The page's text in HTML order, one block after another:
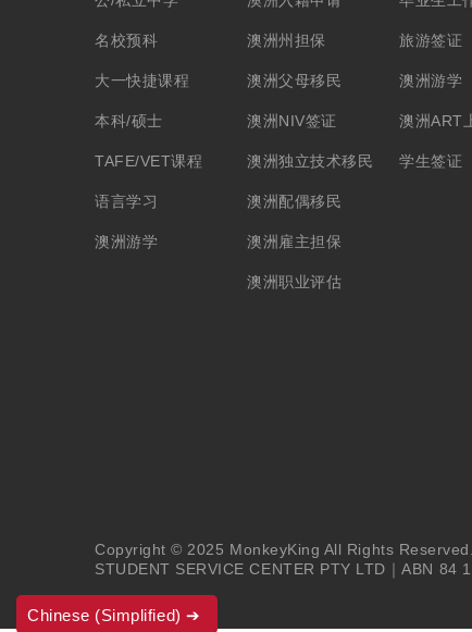
名校预科
大一快捷课程
本科/硕士
TAFE/VET课程
语言学习
澳洲游学
澳洲州担保
澳洲父母移民
澳洲NIV签证
澳洲独立技术移民
澳洲配偶移民
澳洲雇主担保
澳洲职业评估
旅游签证
澳洲游学
澳洲ART
学生签证
Copyright © 2025 MonkeyKing All Rights
STUDENT SERVICE CENTER PTY LTD｜ABN 84
Chinese (Simplified)